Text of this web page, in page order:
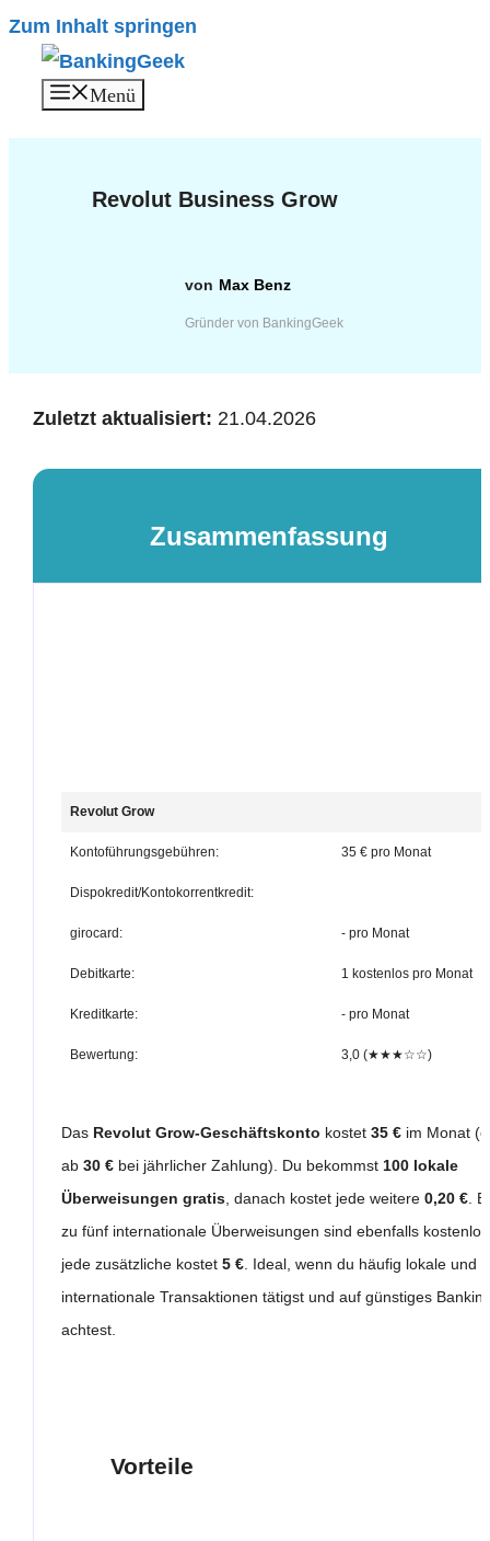
Zum Inhalt springen
Menü
Revolut Business Grow
Max Benz
Gründer von BankingGeek
Zuletzt aktualisiert: 21.04.2026
Zusammenfassung
Das Revolut Grow-Geschäftskonto kostet 35 €im Monat
ab 30 €bei jährlicher Zahlung). Du bekommst 100 lokale
Überweisungen gratis, danach kostet jede weitere 0,20 €.
zu fünf internationale Überweisungen sind ebenfalls
jede zusätzliche kostet 5 €. Ideal, wenn du häufig lokale und
internationale Transaktionen tätigst und auf günstiges
achtest.
Vorteile
Revolut Grow
Kontoführungsgebühren: 35 € pro Monat
Dispokredit/Kontokorrentkredit:
girocard: - pro Monat
Debitkarte: 1 kostenlos pro Monat
Kreditkarte: - pro Monat
Bewertung: 3,0 (★★★☆☆)